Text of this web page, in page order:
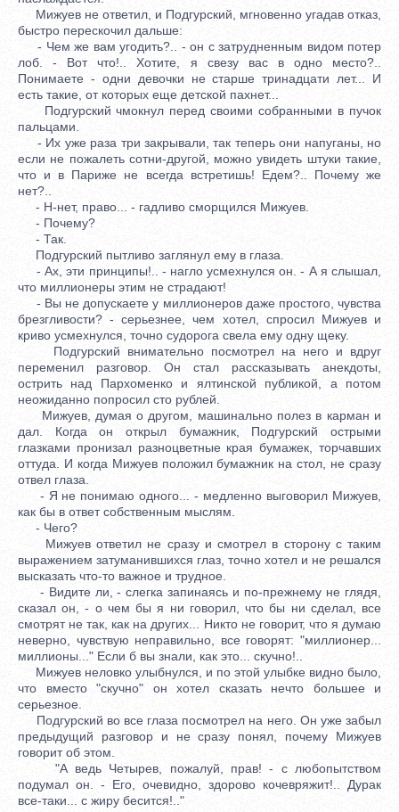
Мижуев не ответил, и Подгурский, мгновенно угадав отказ,
быстро перескочил дальше:
- Чем же вам угодить?.. - он с затрудненным видом потер
лоб. - Вот что!.. Хотите, я свезу вас в одно место?..
Понимаете - одни девочки не старше тринадцати лет... И
есть такие, от которых еще детской пахнет...
Подгурский чмокнул перед своими собранными в пучок
пальцами.
- Их уже раза три закрывали, так теперь они напуганы, но
если не пожалеть сотни-другой, можно увидеть штуки такие,
что и в Париже не всегда встретишь! Едем?.. Почему же
нет?..
- Н-нет, право... - гадливо сморщился Мижуев.
- Почему?
- Так.
Подгурский пытливо заглянул ему в глаза.
- Ах, эти принципы!.. - нагло усмехнулся он. - А я слышал,
что миллионеры этим не страдают!
- Вы не допускаете у миллионеров даже простого, чувства
брезгливости? - серьезнее, чем хотел, спросил Мижуев и
криво усмехнулся, точно судорога свела ему одну щеку.
Подгурский внимательно посмотрел на него и вдруг
переменил разговор. Он стал рассказывать анекдоты,
острить над Пархоменко и ялтинской публикой, а потом
неожиданно попросил сто рублей.
Мижуев, думая о другом, машинально полез в карман и
дал. Когда он открыл бумажник, Подгурский острыми
глазками пронизал разноцветные края бумажек, торчавших
оттуда. И когда Мижуев положил бумажник на стол, не сразу
отвел глаза.
- Я не понимаю одного... - медленно выговорил Мижуев,
как бы в ответ собственным мыслям.
- Чего?
Мижуев ответил не сразу и смотрел в сторону с таким
выражением затуманившихся глаз, точно хотел и не решался
высказать что-то важное и трудное.
- Видите ли, - слегка запинаясь и по-прежнему не глядя,
сказал он, - о чем бы я ни говорил, что бы ни сделал, все
смотрят не так, как на других... Никто не говорит, что я думаю
неверно, чувствую неправильно, все говорят: "миллионер...
миллионы..." Если б вы знали, как это... скучно!..
Мижуев неловко улыбнулся, и по этой улыбке видно было,
что вместо "скучно" он хотел сказать нечто большее и
серьезное.
Подгурский во все глаза посмотрел на него. Он уже забыл
предыдущий разговор и не сразу понял, почему Мижуев
говорит об этом.
"А ведь Четырев, пожалуй, прав! - с любопытством
подумал он. - Его, очевидно, здорово кочевряжит!.. Дурак
все-таки... с жиру бесится!.."